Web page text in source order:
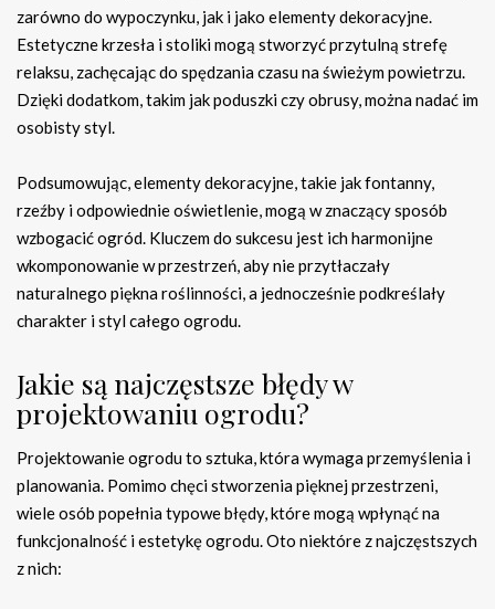
zarówno do wypoczynku, jak i jako elementy dekoracyjne.
Estetyczne krzesła i stoliki mogą stworzyć przytulną strefę
relaksu, zachęcając do spędzania czasu na świeżym powietrzu.
Dzięki dodatkom, takim jak poduszki czy obrusy, można nadać im
osobisty styl.
Podsumowując, elementy dekoracyjne, takie jak fontanny,
rzeźby i odpowiednie oświetlenie, mogą w znaczący sposób
wzbogacić ogród. Kluczem do sukcesu jest ich harmonijne
wkomponowanie w przestrzeń, aby nie przytłaczały
naturalnego piękna roślinności, a jednocześnie podkreślały
charakter i styl całego ogrodu.
Jakie są najczęstsze błędy w
projektowaniu ogrodu?
Projektowanie ogrodu to sztuka, która wymaga przemyślenia i
planowania. Pomimo chęci stworzenia pięknej przestrzeni,
wiele osób popełnia typowe błędy, które mogą wpłynąć na
funkcjonalność i estetykę ogrodu. Oto niektóre z najczęstszych
z nich: